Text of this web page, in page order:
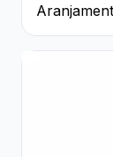
Trandafiri